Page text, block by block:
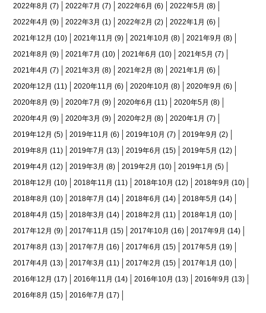
2022年8月 (7) 2022年7月 (7) 2022年6月 (6) 2022年5月 (8)
2022年4月 (9) 2022年3月 (1) 2022年2月 (2) 2022年1月 (6)
2021年12月 (10) 2021年11月 (9) 2021年10月 (8) 2021年9月 (8)
2021年8月 (9) 2021年7月 (10) 2021年6月 (10) 2021年5月 (7)
2021年4月 (7) 2021年3月 (8) 2021年2月 (8) 2021年1月 (6)
2020年12月 (11) 2020年11月 (6) 2020年10月 (8) 2020年9月 (6)
2020年8月 (9) 2020年7月 (9) 2020年6月 (11) 2020年5月 (8)
2020年4月 (9) 2020年3月 (9) 2020年2月 (8) 2020年1月 (7)
2019年12月 (5) 2019年11月 (6) 2019年10月 (7) 2019年9月 (2)
2019年8月 (11) 2019年7月 (13) 2019年6月 (15) 2019年5月 (12)
2019年4月 (12) 2019年3月 (8) 2019年2月 (10) 2019年1月 (5)
2018年12月 (10) 2018年11月 (11) 2018年10月 (12) 2018年9月 (10)
2018年8月 (10) 2018年7月 (14) 2018年6月 (14) 2018年5月 (14)
2018年4月 (15) 2018年3月 (14) 2018年2月 (11) 2018年1月 (10)
2017年12月 (9) 2017年11月 (15) 2017年10月 (16) 2017年9月 (14)
2017年8月 (13) 2017年7月 (16) 2017年6月 (15) 2017年5月 (19)
2017年4月 (13) 2017年3月 (11) 2017年2月 (15) 2017年1月 (10)
2016年12月 (17) 2016年11月 (14) 2016年10月 (13) 2016年9月 (13)
2016年8月 (15) 2016年7月 (17)